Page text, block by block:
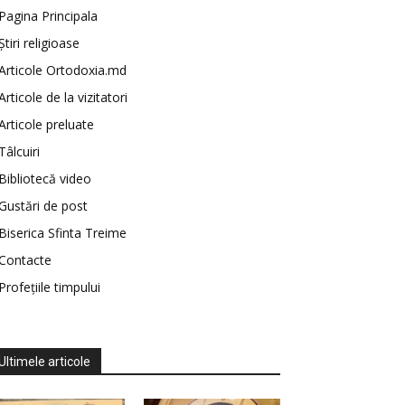
Principala
religioase
Ortodoxia.md
de la vizitatori
preluate
video
de post
Sfinta Treime
timpului
articole